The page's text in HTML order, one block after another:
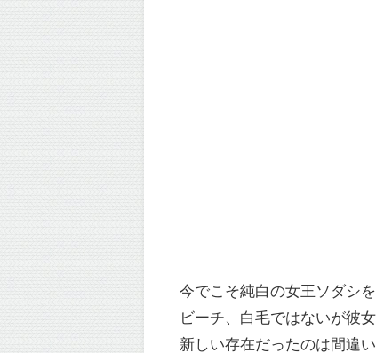
今でこそ純白の女王ソダシ
ビーチ、白毛ではないが彼
新しい存在だったのは間違